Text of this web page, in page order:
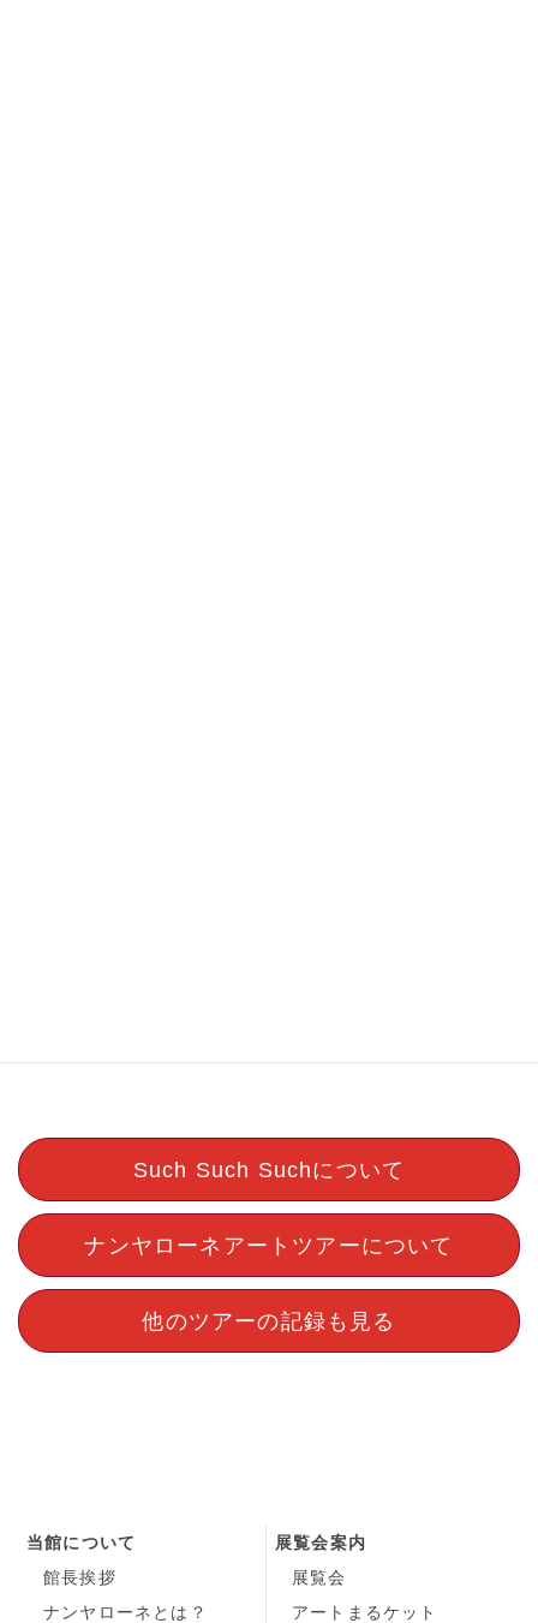
Such Such Suchについて
ナンヤローネアートツアーについて
他のツアーの記録も見る
当館について
館長挨拶
ナンヤローネとは？
展覧会案内
展覧会
アートまるケット